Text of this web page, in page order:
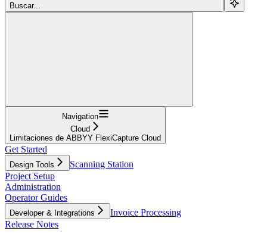
Buscar...
Navigation
Cloud
Limitaciones de ABBYY FlexiCapture Cloud
Get Started
Design Tools
Scanning Station
Project Setup
Administration
Operator Guides
Developer & Integrations
Invoice Processing
Release Notes